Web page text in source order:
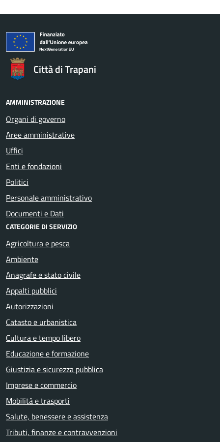
Città di Trapani
AMMINISTRAZIONE
Organi di governo
Aree amministrative
Uffici
Enti e fondazioni
Politici
Personale amministrativo
Documenti e Dati
CATEGORIE DI SERVIZIO
Agricoltura e pesca
Ambiente
Anagrafe e stato civile
Appalti pubblici
Autorizzazioni
Catasto e urbanistica
Cultura e tempo libero
Educazione e formazione
Giustizia e sicurezza pubblica
Imprese e commercio
Mobilità e trasporti
Salute, benessere e assistenza
Tributi, finanze e contravvenzioni